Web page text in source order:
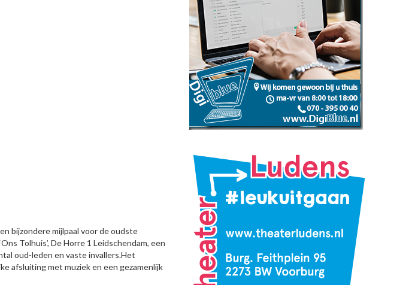
bijzondere mijlpaal voor de oudste
Tolhuis’, De Horre 1 Leidschendam, een
oud-leden en vaste invallers.Het
afsluiting met muziek en een gezamenlijk